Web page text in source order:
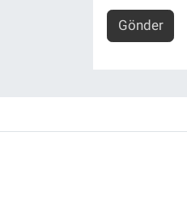
Gönder